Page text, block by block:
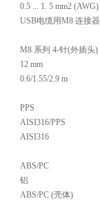
0.5 ... 1. 5 mm2 (AWG)
USB电缆用M8 连接器
M8 系列 4-针(外插头)
12 mm
0.6/1.55/2.9 m
PPS
AISI316/PPS
AISI316
ABS/PC
铝
ABS/PC (壳体)